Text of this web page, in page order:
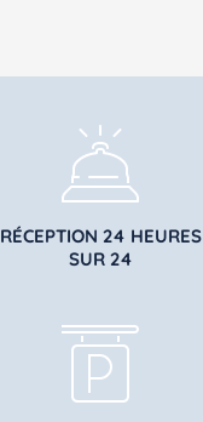
RÉCEPTION 24 HEURES
SUR 24